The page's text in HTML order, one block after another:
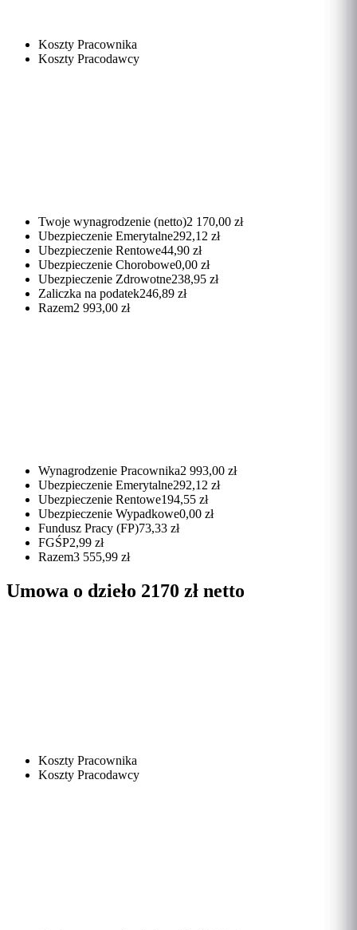
Koszty Pracownika
Koszty Pracodawcy
Twoje wynagrodzenie (netto)2 170,00 zł
Ubezpieczenie Emerytalne292,12 zł
Ubezpieczenie Rentowe44,90 zł
Ubezpieczenie Chorobowe0,00 zł
Ubezpieczenie Zdrowotne238,95 zł
Zaliczka na podatek246,89 zł
Razem2 993,00 zł
Wynagrodzenie Pracownika2 993,00 zł
Ubezpieczenie Emerytalne292,12 zł
Ubezpieczenie Rentowe194,55 zł
Ubezpieczenie Wypadkowe0,00 zł
Fundusz Pracy (FP)73,33 zł
FGŚP2,99 zł
Razem3 555,99 zł
Umowa o dzieło 2170 zł netto
Koszty Pracownika
Koszty Pracodawcy